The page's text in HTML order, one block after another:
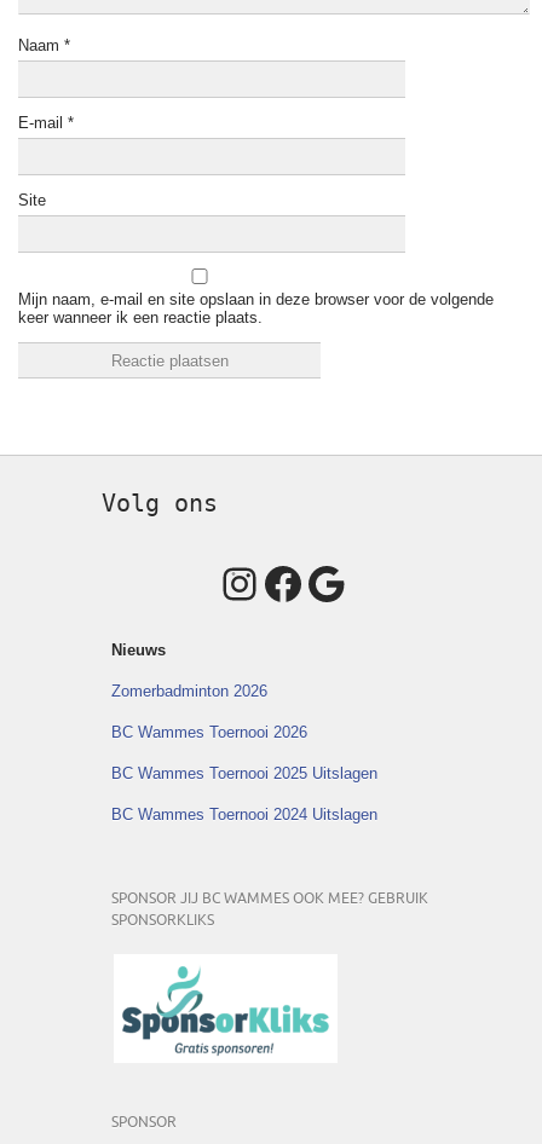
Naam *
E-mail *
Site
Mijn naam, e-mail en site opslaan in deze browser voor de volgende
keer wanneer ik een reactie plaats.
Volg ons
Instagram
Facebook
Google
Nieuws
Zomerbadminton 2026
BC Wammes Toernooi 2026
BC Wammes Toernooi 2025 Uitslagen
BC Wammes Toernooi 2024 Uitslagen
SPONSOR JIJ BC WAMMES OOK MEE? GEBRUIK
SPONSORKLIKS
SPONSOR